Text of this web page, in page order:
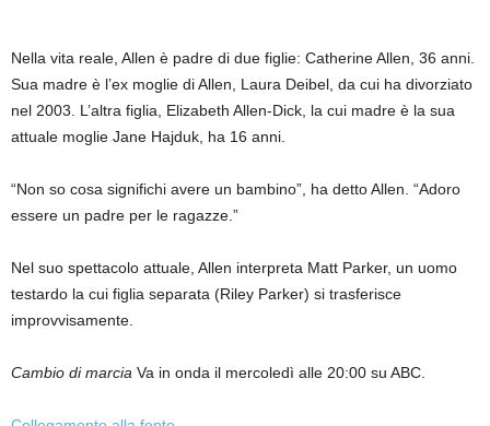
Nella vita reale, Allen è padre di due figlie: Catherine Allen, 36 anni.
Sua madre è l’ex moglie di Allen, Laura Deibel, da cui ha divorziato
nel 2003. L’altra figlia, Elizabeth Allen-Dick, la cui madre è la sua
attuale moglie Jane Hajduk, ha 16 anni.
“Non so cosa significhi avere un bambino”, ha detto Allen. “Adoro
essere un padre per le ragazze.”
Nel suo spettacolo attuale, Allen interpreta Matt Parker, un uomo
testardo la cui figlia separata (Riley Parker) si trasferisce
improvvisamente.
Cambio di marcia Va in onda il mercoledì alle 20:00 su ABC.